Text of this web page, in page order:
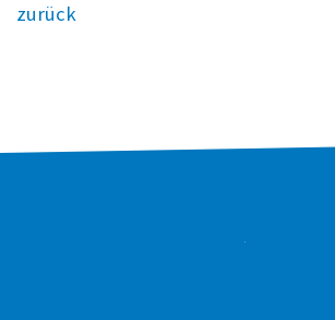
zurück